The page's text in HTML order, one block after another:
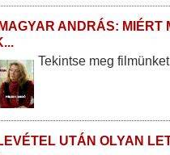
ANDRÁS: MIÉRT
Tekintse meg
UTÁN OLYAN